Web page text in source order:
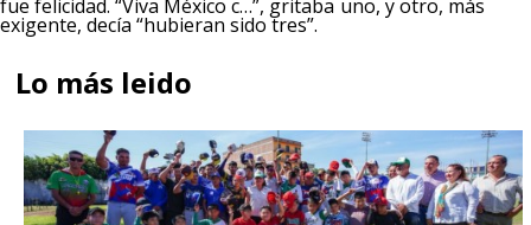
fue felicidad. “Viva México c…”, gritaba uno, y otro, más
exigente, decía “hubieran sido tres”.
Lo más leido